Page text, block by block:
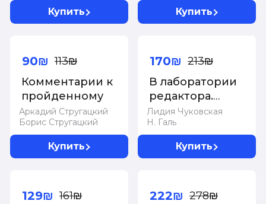
Купить Купить
Аркадий Стругацкий
Борис Стругацкий
Комментарии к
пройденному
90₪ 113₪
Купить
Лидия Чуковская
Н. Галь
В лаборатории
редактора.
Слово живое и
мертвое
170₪ 213₪
Купить
129₪ 161₪ 222₪ 278₪